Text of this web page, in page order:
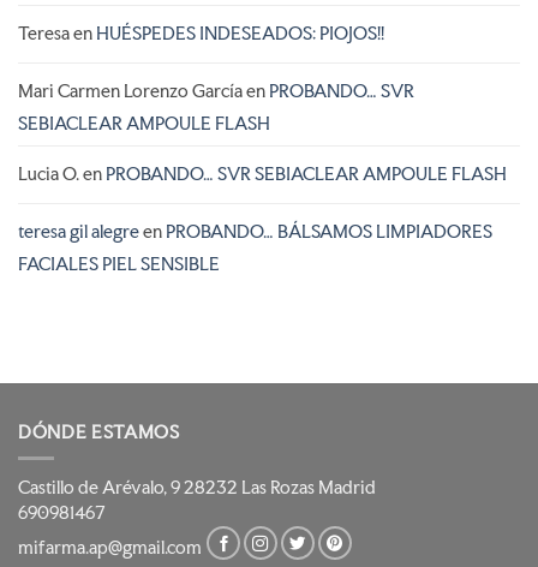
Teresaen HUÉSPEDES INDESEADOS: PIOJOS!!
Mari Carmen Lorenzo Garcíaen PROBANDO… SVR
SEBIACLEAR AMPOULE FLASH
Lucia O.en PROBANDO… SVR SEBIACLEAR AMPOULE FLASH
teresa gil alegreen PROBANDO… BÁLSAMOS LIMPIADORES
FACIALES PIEL SENSIBLE
DÓNDE ESTAMOS
Castillo de Arévalo, 9 28232 Las Rozas Madrid
690981467
mifarma.ap@gmail.com